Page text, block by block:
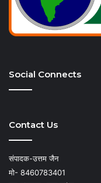
Social Connects
Contact Us
संपादक-उत्तम जैन
मो- 8460783401